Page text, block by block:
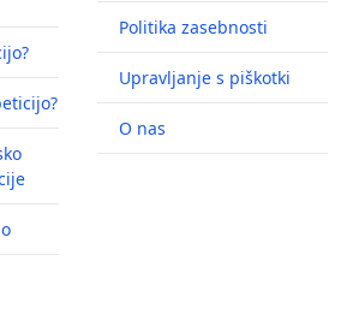
Politika zasebnosti
Upravljanje s piškotki
O nas